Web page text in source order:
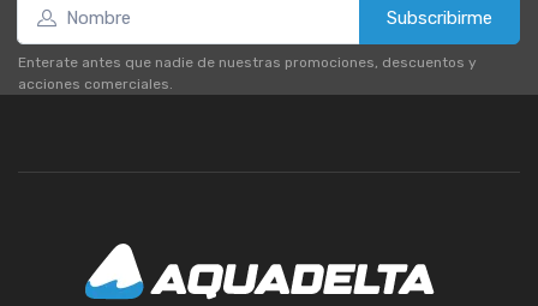
Subscribirme
Enterate antes que nadie de nuestras promociones, descuentos y
acciones comerciales.